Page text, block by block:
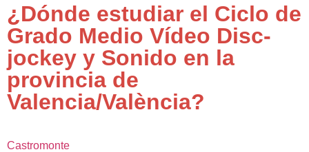
¿Dónde estudiar el Ciclo de
Grado Medio Vídeo Disc-
jockey y Sonido en la
provincia de
Valencia/València?
Castromonte